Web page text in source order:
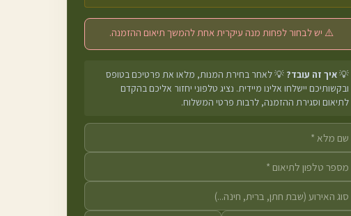
⚠️ יש לבחור לפחות מנה עיקרית אחת להמשך תיאום ההזמנה.
💡איך זה עובד? 💡 לאחר בחירת המנות, מלאו את פרטיכם בטופס
ובקשותיכם יישלחו אלינו מיידית. נציג טלפוני יחזור אליכם בהקדם
לתיאום וסגירת ההזמנה, לרבות פרטי המשלוח.